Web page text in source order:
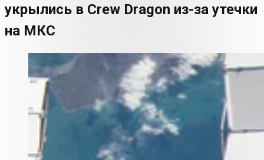
укрылись в Crew Dragon из-за утечки
на МКС